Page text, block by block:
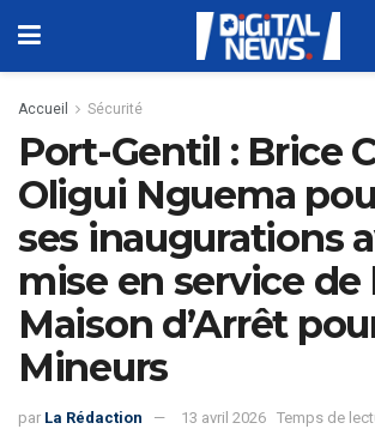
Accueil Sécurité
Port-Gentil : Brice
Oligui Nguema
ses inaugurations
mise en service de
Maison d’Arrêt
Mineurs
par La Rédaction 13 avril 2026 Temps de